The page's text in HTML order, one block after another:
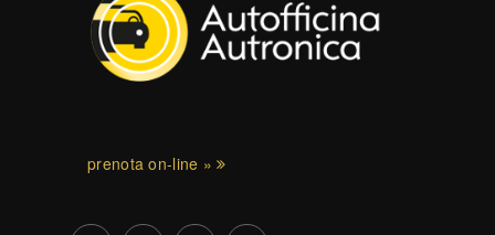
prenota on-line »